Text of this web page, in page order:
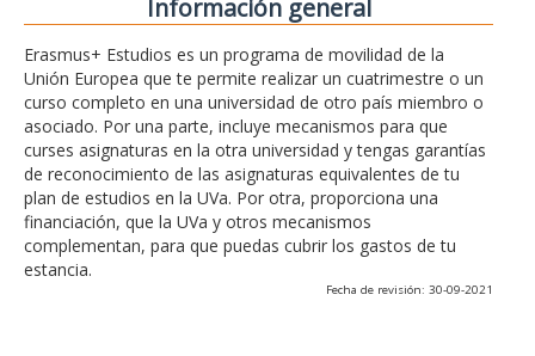
Información general
Erasmus+ Estudios es un programa de movilidad de la
Unión Europea que te permite realizar un cuatrimestre o un
curso completo en una universidad de otro país miembro o
asociado. Por una parte, incluye mecanismos para que
curses asignaturas en la otra universidad y tengas garantías
de reconocimiento de las asignaturas equivalentes de tu
plan de estudios en la UVa. Por otra, proporciona una
financiación, que la UVa y otros mecanismos
complementan, para que puedas cubrir los gastos de tu
estancia.
Fecha de revisión: 30-09-2021